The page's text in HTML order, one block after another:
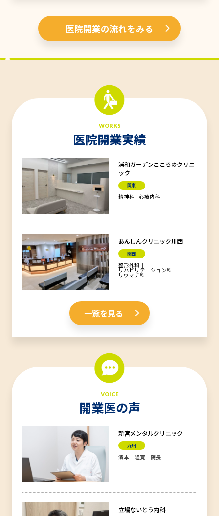
医院開業の流れをみる
WORKS
医院開業実績
浦和ガーデンこころのクリニ
ック
関東
精神科 心療内科
あんしんクリニック川西
関西
整形外科
リハビリテーション科
リウマチ科
一覧を見る
VOICE
開業医の声
新宮メンタルクリニック
九州
濱本 隆寛 院長
立場ないとう内科